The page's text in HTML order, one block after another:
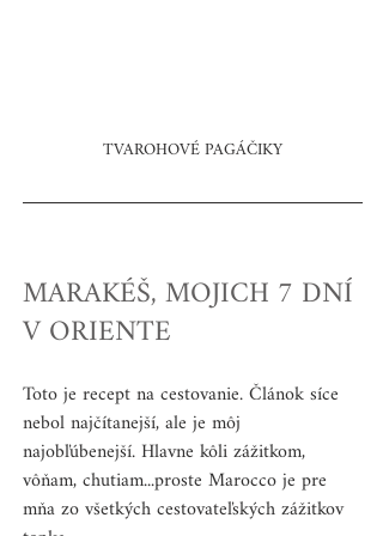
TVAROHOVÉ PAGÁČIKY
MARAKÉŠ, MOJICH 7 DNÍ
V ORIENTE
Toto je recept na cestovanie. Článok síce
nebol najčítanejší, ale je môj
najobľúbenejší. Hlavne kôli zážitkom,
vôňam, chutiam...proste Marocco je pre
mňa zo všetkých cestovateľských zážitkov